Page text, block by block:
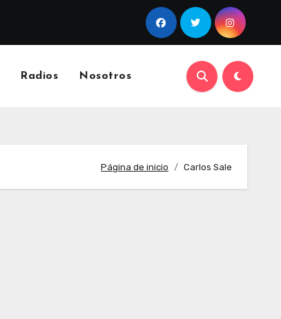
Radios Nosotros
Página de inicio Carlos Sale